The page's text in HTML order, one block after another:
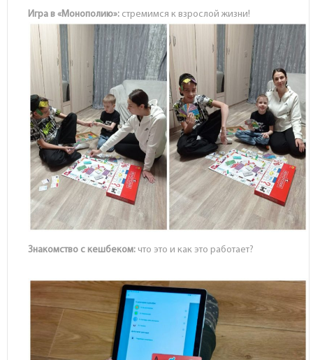
Игра в «Монополию»: стремимся к взрослой жизни!
Знакомство с кешбеком: что это и как это работает?